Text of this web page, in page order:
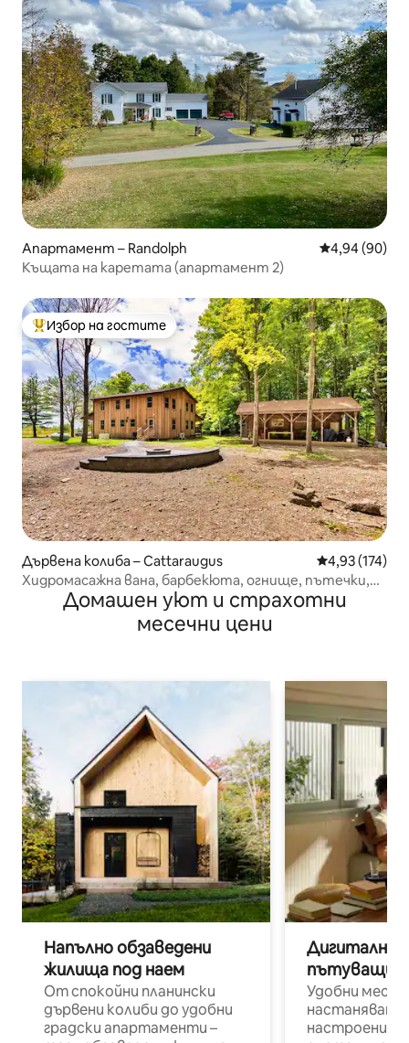
Апартамент – Randolph Средна
4,94 (90)
Къщата на каретата (апартамент 2)
Най-популярен избор на гостите
Избор на гостите
Дървена колиба – Cattaraugus Средна
4,93 (174)
Хидромасажна вана, барбекюта, огнище, пътечки,
птици, ново строителство
Домашен уют и страхотни
месечни цени
Напълно обзаведени
жилища под наем
От спокойни планински
дървени колиби до удобни
градски апартаменти –
Дигитални
пътуващи
Удобни
настаняване
настроени и